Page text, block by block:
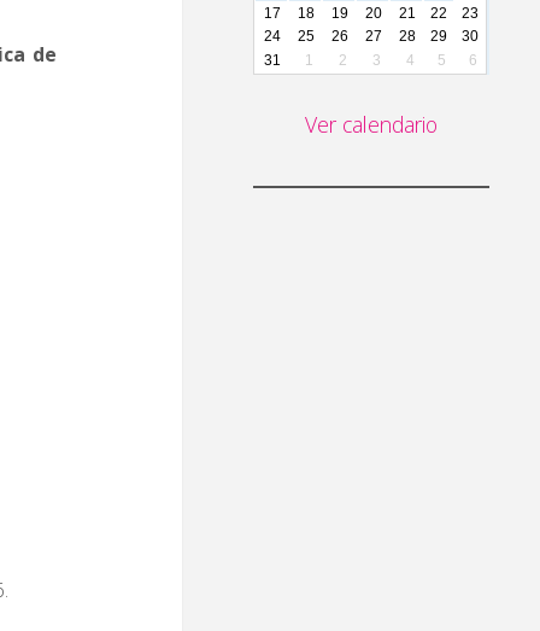
de
17
18 19 20 21 22
23
24
25 26 27 28 29
30
31
1 2 3 4 5 6
Ver calendario